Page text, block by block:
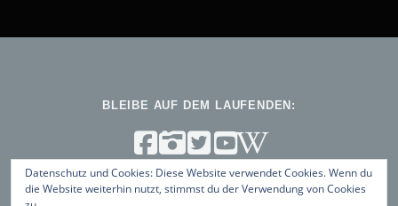
BLEIBE AUF DEM LAUFENDEN:
Datenschutz und Cookies: Diese Website verwendet Cookies. Wenn du
die Website weiterhin nutzt, stimmst du der Verwendung von Cookies